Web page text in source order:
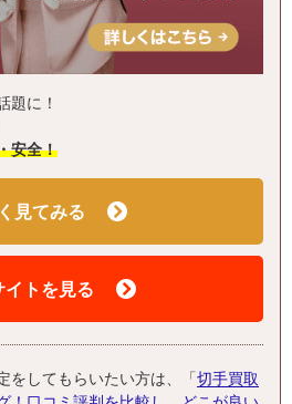
題に！
安全！
見てみる
イトを見る
をしてもらいたい方は、「 切手買取